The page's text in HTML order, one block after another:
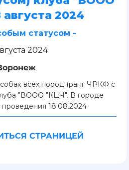
2024
статусом -
2024
собак всех пород (ранг ЧРКФ с
"ВООО "КЦЧ". В городе
18.08.2024
СТРАНИЦЕЙ